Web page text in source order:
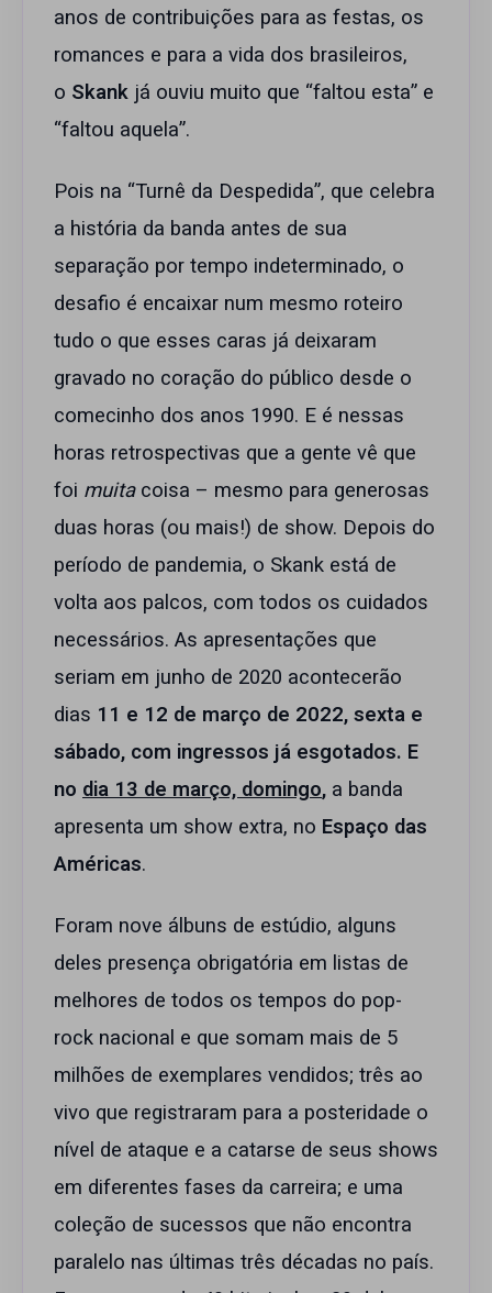
anos de contribuições para as festas, os
romances e para a vida dos brasileiros,
o Skankjá ouviu muito que “faltou esta” e
“faltou aquela”.
Pois na “Turnê da Despedida”, que celebra
a história da banda antes de sua
separação por tempo indeterminado, o
desafio é encaixar num mesmo roteiro
tudo o que esses caras já deixaram
gravado no coração do público desde o
comecinho dos anos 1990. E é nessas
horas retrospectivas que a gente vê que
foi muitacoisa – mesmo para generosas
duas horas (ou mais!) de show. Depois do
período de pandemia, o Skank está de
volta aos palcos, com todos os cuidados
necessários. As apresentações que
seriam em junho de 2020 acontecerão
dias 11 e 12 de março de 2022, sexta e
sábado, com ingressos já esgotados. E
no dia 13 de março, domingo, a banda
apresenta um show extra, no Espaço das
Américas.
Foram nove álbuns de estúdio, alguns
deles presença obrigatória em listas de
melhores de todos os tempos do pop-
rock nacional e que somam mais de 5
milhões de exemplares vendidos; três ao
vivo que registraram para a posteridade o
nível de ataque e a catarse de seus shows
em diferentes fases da carreira; e uma
coleção de sucessos que não encontra
paralelo nas últimas três décadas no país.